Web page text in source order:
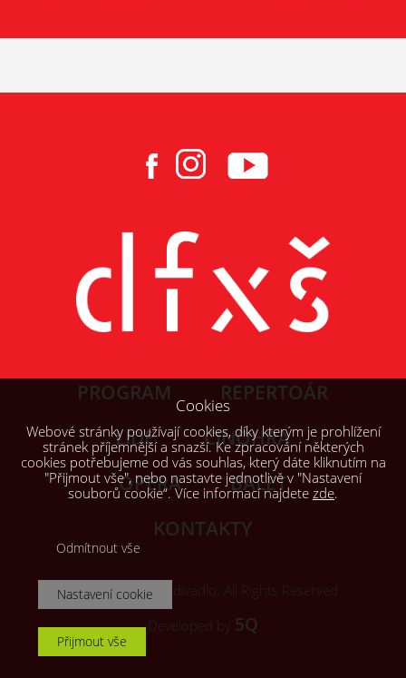
PROGRAM
REPERTOÁR
LIDÉ
ČINOHRA
OPERA
BALET
KONTAKTY
© 2026, Šaldovo divadlo. All Rights Reserved
Developed by 5Q
Cookies
Webové stránky používají cookies, díky kterým je prohlížení
stránek příjemnější a snazší. Ke zpracování některých
cookies potřebujeme od vás souhlas, který dáte kliknutím na
"Přijmout vše", nebo nastavte jednotlivě v "Nastavení
souborů cookie“. Více informací najdete zde.
Odmítnout vše
Nastavení cookie
Přijmout vše